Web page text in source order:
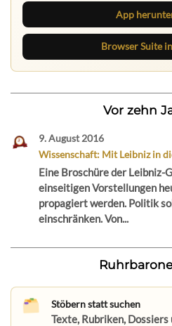
App
Browser Suite
Vor zehn
9. August 2016
Wissenschaft: Mit Leibniz in
Eine Broschüre der Leibniz-
einseitigen Vorstellungen
propagiert werden. Politik
einschränken. Von...
Stöbern statt suchen
Texte, Rubriken, Dossiers